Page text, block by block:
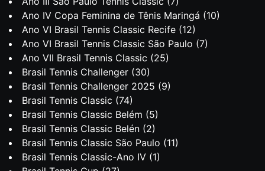
Ano IV Copa Feminina de Tênis Maringá (10)
Ano VI Brasil Tennis Classic Recife (12)
Ano VI Brasil Tennis Classic São Paulo (7)
Ano VII Brasil Tennis Classic (25)
Brasil Tennis Challenger (30)
Brasil Tennis Challenger 2025 (9)
Brasil Tennis Classic (74)
Brasil Tennis Classic Belém (5)
Brasil Tennis Classic Belén (2)
Brasil Tennis Classic São Paulo (11)
Brasil Tennis Classic-Ano IV (1)